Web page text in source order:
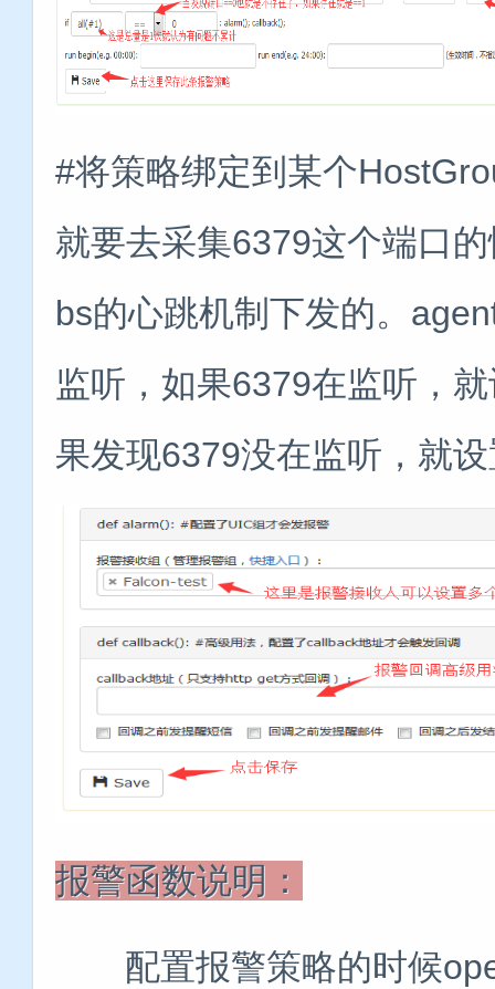
#将策略绑定到某个
就要去采集6379这个端口
bs的心跳机制下发的。
监听，如果6379在监听，
果发现6379没在监听，就
报警函数说明：
配置报警策略的时候